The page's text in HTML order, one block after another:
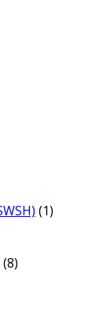
(1)
(8)